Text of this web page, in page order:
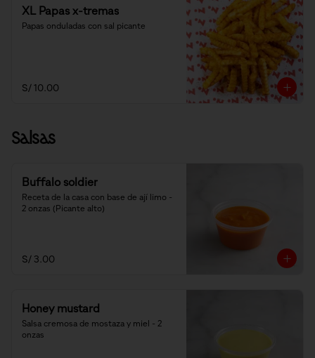
XL Papas x-tremas
Papas onduladas con sal picante
S/ 10.00
Salsas
Buffalo soldier
Receta de la casa con base de ají limo -
2 onzas (Picante alto)
S/ 3.00
Honey mustard
Salsa cremosa de mostaza y miel - 2
onzas